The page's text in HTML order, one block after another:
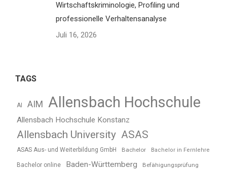
Wirtschaftskriminologie, Profiling und
professionelle Verhaltensanalyse
Juli 16, 2026
TAGS
AI AIM Allensbach Hochschule
Allensbach Hochschule Konstanz
Allensbach University ASAS
ASAS Aus- und Weiterbildung GmbH Bachelor Bachelor in Fernlehre
Bachelor online Baden-Württemberg Befähigungsprüfung